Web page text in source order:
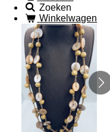
Zoeken
Winkelwagen